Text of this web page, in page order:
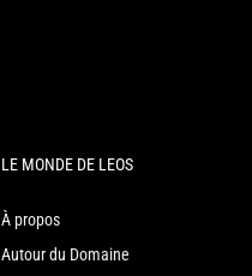
LE MONDE DE LEOS
À propos
Autour du Domaine